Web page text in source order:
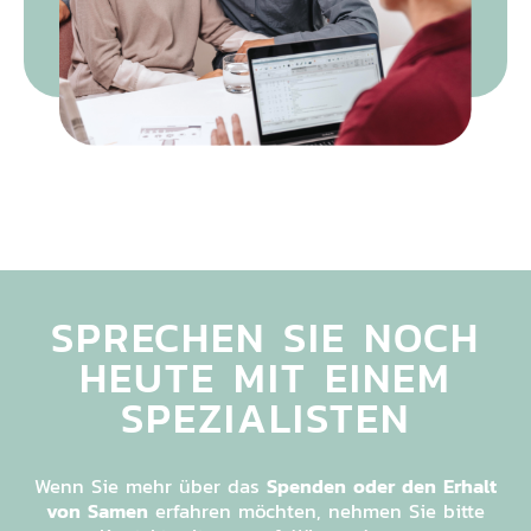
SPRECHEN SIE NOCH
HEUTE MIT EINEM
SPEZIALISTEN
Wenn Sie mehr über das Spenden oder den Erhalt
von Samen erfahren möchten, nehmen Sie bitte